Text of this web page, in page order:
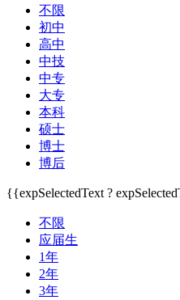
不限
初中
高中
中技
中专
大专
本科
硕士
博士
博后
{{expSelectedText ?
不限
应届生
1年
2年
3年